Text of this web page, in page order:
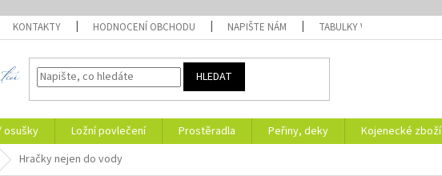
KONTAKTY HODNOCENÍ OBCHODU NAPIŠTE NÁM TABULKY VELIKOSTÍ
HLEDAT
osušky Ložní povlečení Prostěradla Peřiny, deky Kojenecké zboží
Hračky nejen do vody